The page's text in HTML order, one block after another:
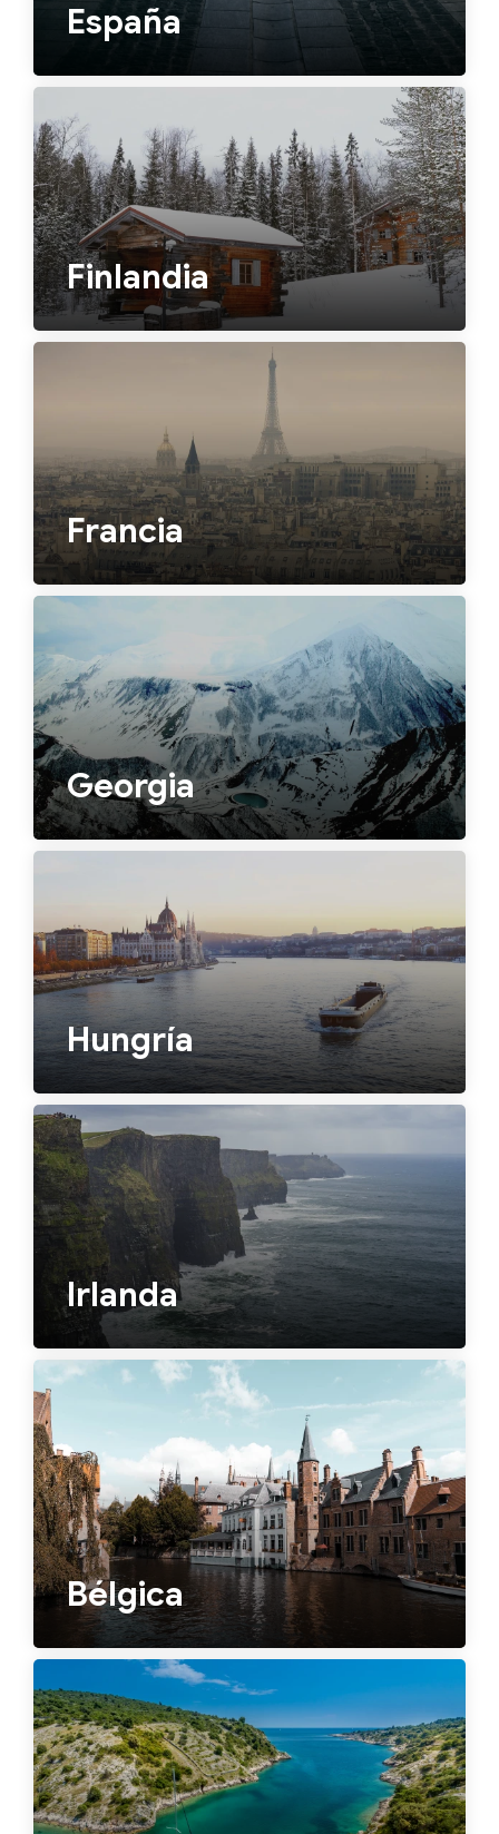
España
Finlandia
Francia
Georgia
Hungría
Irlanda
Bélgica